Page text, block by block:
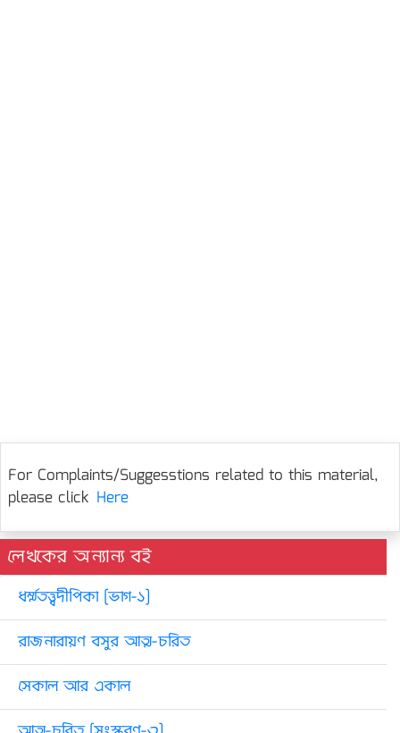
For Complaints/Suggesstions related to this material,
please click Here
লেখকের অন্যান্য বই
ধর্ম্মতত্ত্বদীপিকা [ভাগ-১]
রাজনারায়ণ বসুর আত্ম-চরিত
সেকাল আর একাল